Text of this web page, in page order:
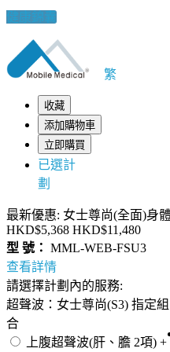
健康錦囊
繁
收藏
添加購物車
立即購買
已選計
劃
最新優惠: 女士尊尚(全面)身
HKD$5,368 HKD$11,480
型 號： MML-WEB-FSU3
查看詳情
請選擇計劃內的服務:
超聲波：女士尊尚(S3) 指定組
合
上腹超聲波(肝、膽 2項) +